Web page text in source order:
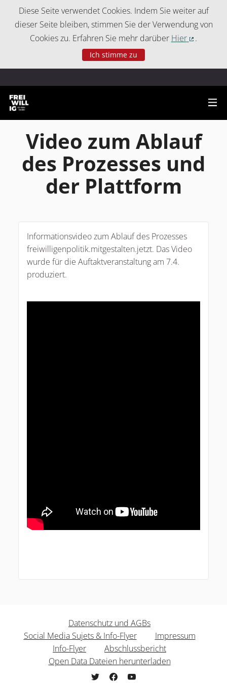
Diese Seite verwendet Cookies. Indem Sie weiter auf
dieser Seite bleiben, stimmen Sie der Verwendung von
Cookies zu. Erfahren Sie mehr darüber Hier
.
Ich stimme zu
Video zum Ablauf
des Prozesses und
der Plattform
Informationsvideo zum Ablauf des Prozesses
freiwilligenpolitik.mitgestalten.jetzt. Das Video
wurde für die Auftaktveranstaltung am 7.4.
produziert.
Datenschutz und AGBs
Social Media Sujets & Info-Flyer
Impressum
Info-Flyer
Abschlussbericht
Open Data Dateien herunterladen
freiwilligenpolitik.mitgestalten.jetzt
Cookie-Einstellungen